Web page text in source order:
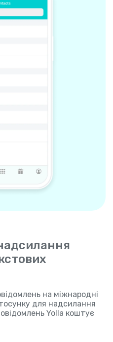
на міжнародні
для надсилання
Yolla коштує